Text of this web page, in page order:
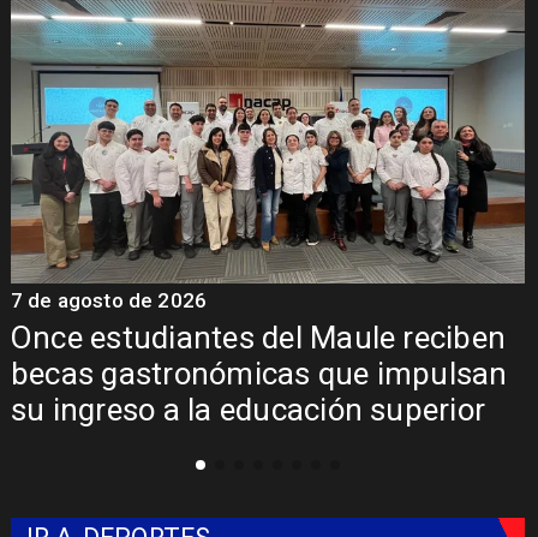
Álvarez-Salamanca lidera la apuesta
regional para consolidar el Paso
Pehuenche como alternativa a Los
7 de agosto de 2026